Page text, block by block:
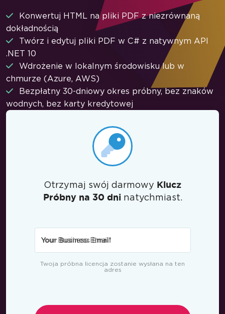
Konwertuj HTML na pliki PDF z niezrównaną
dokładnością
Twórz i edytuj pliki PDF w C# z natywnym API
.NET 10
Wdrożenie w lokalnym środowisku lub w
chmurze (Azure, AWS)
Bezpłatny 30-dniowy okres próbny, bez znaków
wodnych, bez karty kredytowej
Otrzymaj swój darmowy Klucz
Próbny na 30 dninatychmiast.
Your Business Email*
Twoja próbna licencja zostanie wysłana na ten
adres